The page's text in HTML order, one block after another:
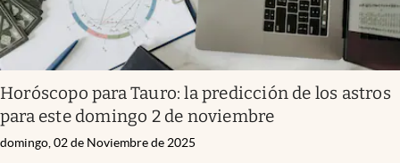
Horóscopo para Tauro: la predicción de los astros
para este domingo 2 de noviembre
domingo, 02 de Noviembre de 2025